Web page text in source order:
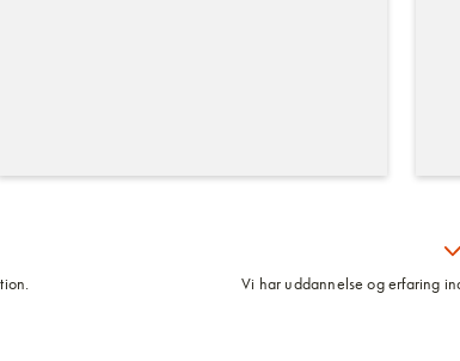
Vi har uddannelse og erfaring